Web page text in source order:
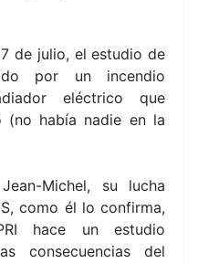
de julio, el estudio de
por un incendio
eléctrico que
(no había nadie en la
Michel, su lucha
como él lo confirma,
hace un estudio
consecuencias del